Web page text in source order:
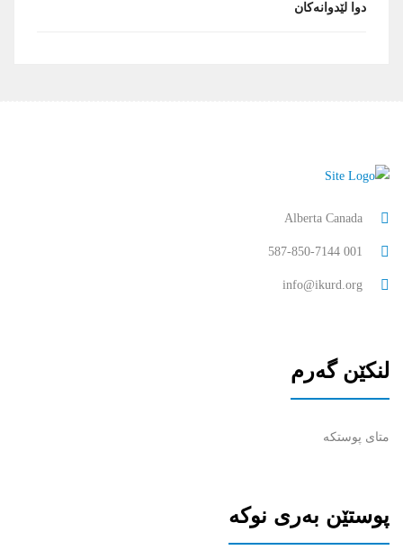
دوا لێدوانه‌کان
Alberta Canada
001 587-850-7144
info@ikurd.org
لنکێن گەرم
متای پوستکە
پوستێن بەری نوکە